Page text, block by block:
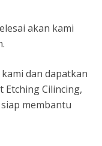
akan kami
dan dapatkan
Etching Cilincing,
membantu